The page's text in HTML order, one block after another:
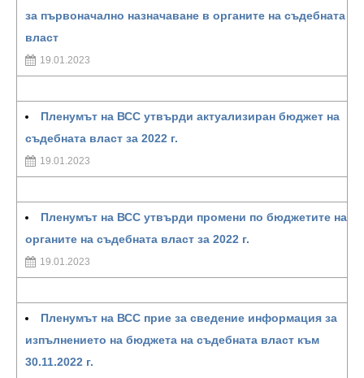
за първоначално назначаване в органите на съдебната
власт
19.01.2023
Пленумът на ВСС утвърди актуализиран бюджет на
съдебната власт за 2022 г.
19.01.2023
Пленумът на ВСС утвърди промени по бюджетите на
органите на съдебната власт за 2022 г.
19.01.2023
Пленумът на ВСС прие за сведение информация за
изпълнението на бюджета на съдебната власт към
30.11.2022 г.